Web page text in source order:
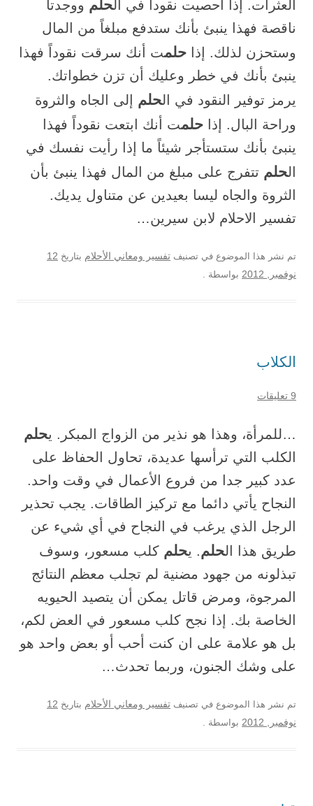
العثرات. إذا أحصيت نقوداً في الحلم ووجدتا
ناقصة فهذا ينبئ بأنك ستدفع مبلغاً من المال
وستحزن لذلك. إذا حلمت أنك سرقت نقوداً فهذا
ينبئ بأنك في خطر وعليك أن تزن خطواتك.
يرمز توفير النقود في الحلم إلى الجاه والثروة
وراحة البال. إذا حلمت أنك ابتعت نقوداً فهذا
ينبئ بأنك ستستأجر شيئاً ما إذا رأيت نفسك في
الحلم تتفرج على مبلغ من المال فهذا ينبئ بأن
الثروة والجاه ليسا بعيدين عن متناول يديك.
تفسير الاحلام لابن سيرين…
تم نشر هذا الموضوع في تصنيف تفسير ومعاني الأحلام بتاريخ 12
نوفمبر, 2012
بواسطة .
الكلاب
9 تعليقات
…للمرأة، وهذا هو نذير من الزواج المبكر. يحلم
الكلب التي ترأسها عديدة، تحاول الحفاظ على
عدد كبير جدا من فروع الأعمال في وقت واحد.
النجاح يأتي دائما مع تركيز الطاقات. يجب تحذير
الرجل الذي يرغب في النجاح في أي شيء عن
طريق هذا الحلم. يحلم كلب مسعور، وسوف
تبذلونه من جهود مضنية لم تجلب معظم النتائج
المرجوة، ومرض قاتل يمكن أن يتصيد الحيويه
الخاصة بك. إذا نجح كلب مسعور في العض لكم،
بل هو علامة على ان كنت أحب أو بعض واحد هو
على وشك الجنون، وربما تحدث…
تم نشر هذا الموضوع في تصنيف تفسير ومعاني الأحلام بتاريخ 12
نوفمبر, 2012
بواسطة .